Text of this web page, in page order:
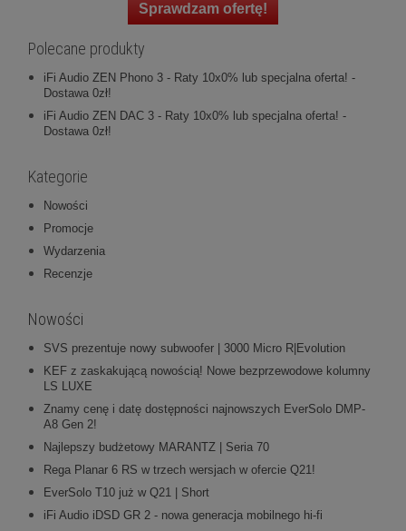
Sprawdzam ofertę!
Polecane produkty
iFi Audio ZEN Phono 3 - Raty 10x0% lub specjalna oferta! -
Dostawa 0zł!
iFi Audio ZEN DAC 3 - Raty 10x0% lub specjalna oferta! -
Dostawa 0zł!
Kategorie
Nowości
Promocje
Wydarzenia
Recenzje
Nowości
SVS prezentuje nowy subwoofer | 3000 Micro R|Evolution
KEF z zaskakującą nowością! Nowe bezprzewodowe kolumny
LS LUXE
Znamy cenę i datę dostępności najnowszych EverSolo DMP-
A8 Gen 2!
Najlepszy budżetowy MARANTZ | Seria 70
Rega Planar 6 RS w trzech wersjach w ofercie Q21!
EverSolo T10 już w Q21 | Short
iFi Audio iDSD GR 2 - nowa generacja mobilnego hi-fi